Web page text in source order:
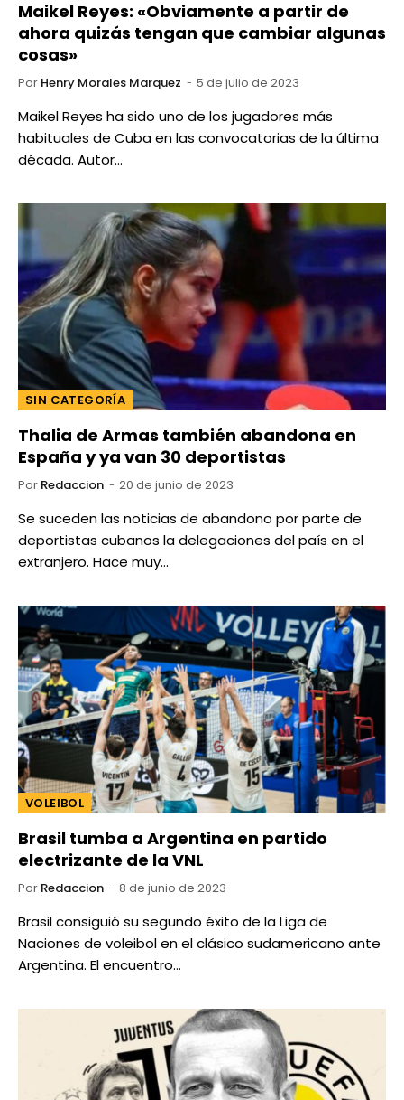
Maikel Reyes: «Obviamente a partir de
ahora quizás tengan que cambiar algunas
cosas»
Por Henry Morales Marquez 5 de julio de 2023
Maikel Reyes ha sido uno de los jugadores más
habituales de Cuba en las convocatorias de la última
década. Autor…
SIN CATEGORÍA
Thalia de Armas también abandona en
España y ya van 30 deportistas
Por Redaccion 20 de junio de 2023
Se suceden las noticias de abandono por parte de
deportistas cubanos la delegaciones del país en el
extranjero. Hace muy…
VOLEIBOL
Brasil tumba a Argentina en partido
electrizante de la VNL
Por Redaccion 8 de junio de 2023
Brasil consiguió su segundo éxito de la Liga de
Naciones de voleibol en el clásico sudamericano ante
Argentina. El encuentro…